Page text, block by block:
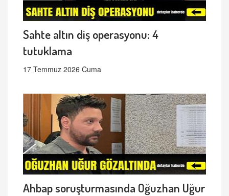
Sahte altın diş operasyonu: 4
tutuklama
17 Temmuz 2026 Cuma
Ahbap soruşturmasında Oğuzhan Uğur